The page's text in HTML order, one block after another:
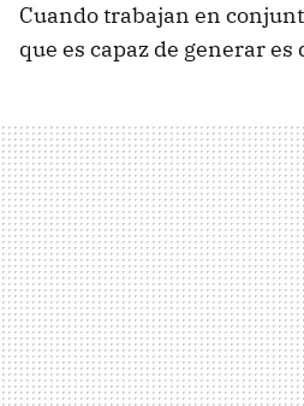
Cuando trabajan en
que es capaz de generar es